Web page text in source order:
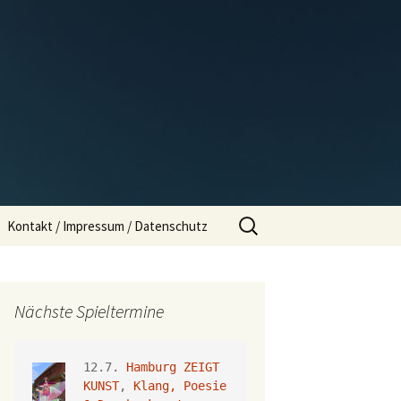
Kontakt / Impressum / Datenschutz
Suchen
nach:
Nächste Spieltermine
12.7. Hamburg ZEIGT
KUNST, Klang, Poesie